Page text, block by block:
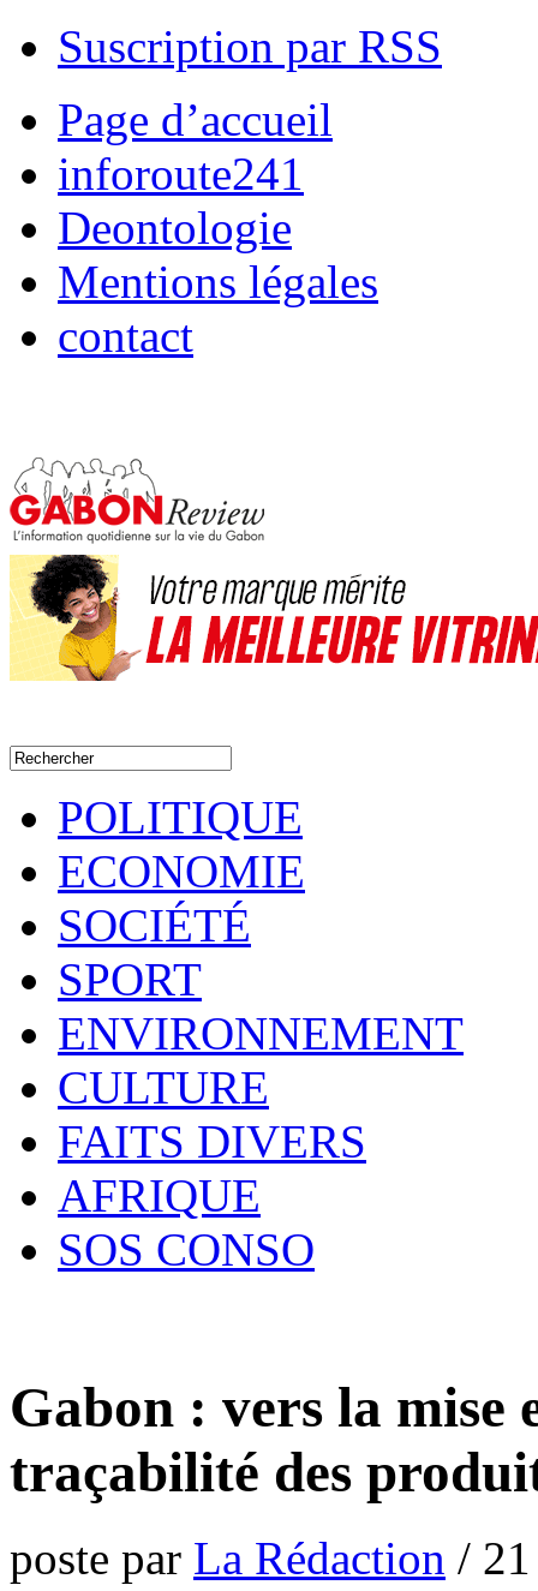
Suscription par RSS
Page d’accueil
inforoute241
Deontologie
Mentions légales
contact
POLITIQUE
ECONOMIE
SOCIÉTÉ
SPORT
ENVIRONNEMENT
CULTURE
FAITS DIVERS
AFRIQUE
SOS CONSO
Gabon : vers la mise
traçabilité des
poste par La Rédaction /